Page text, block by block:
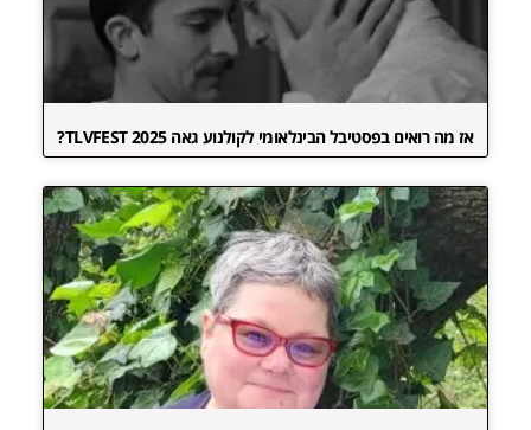
אז מה רואים בפסטיבל הבינלאומי לקולנוע גאה TLVFEST 2025?